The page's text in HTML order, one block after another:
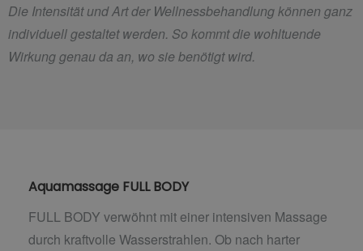
Die Intensität und Art der Wellnessbehandlung können ganz
individuell gestaltet werden. So kommt die wohltuende
Wirkung genau da an, wo sie benötigt wird.
Aquamassage FULL BODY
FULL BODY verwöhnt mit einer intensiven Massage
durch kraftvolle Wasserstrahlen. Ob nach harter